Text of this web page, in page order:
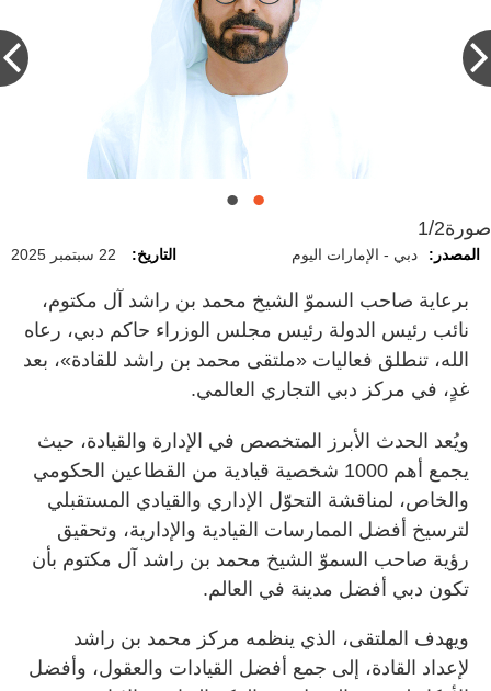
صورة1/2
المصدر: دبي - الإمارات اليوم التاريخ: 22 سبتمبر 2025
برعاية صاحب السموّ الشيخ محمد بن راشد آل مكتوم،
نائب رئيس الدولة رئيس مجلس الوزراء حاكم دبي، رعاه
الله، تنطلق فعاليات «ملتقى محمد بن راشد للقادة»، بعد
غدٍ، في مركز دبي التجاري العالمي.
ويُعد الحدث الأبرز المتخصص في الإدارة والقيادة، حيث
يجمع أهم 1000 شخصية قيادية من القطاعين الحكومي
والخاص، لمناقشة التحوّل الإداري والقيادي المستقبلي
لترسيخ أفضل الممارسات القيادية والإدارية، وتحقيق
رؤية صاحب السموّ الشيخ محمد بن راشد آل مكتوم بأن
تكون دبي أفضل مدينة في العالم.
ويهدف الملتقى، الذي ينظمه مركز محمد بن راشد
لإعداد القادة، إلى جمع أفضل القيادات والعقول، وأفضل